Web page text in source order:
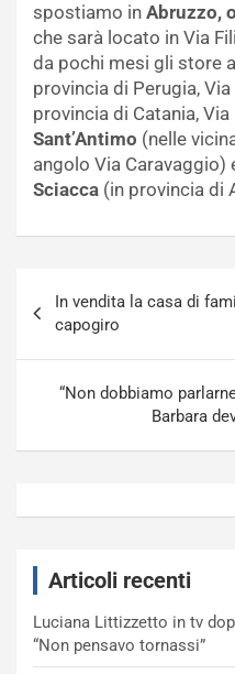
spostiamo in Abruzzo,
che sarà locato in Via
da pochi mesi gli store a
provincia di Perugia,
provincia di Catania,
Sant’Antimo (nelle
angolo Via Caravaggio)
Sciacca (in provincia di
articoli
In vendita la casa di
capogiro
“Non dobbiamo
Barbara
Articoli recenti
Luciana Littizzetto in tv
“Non pensavo tornassi”